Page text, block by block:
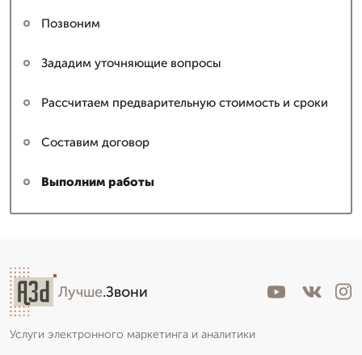
Позвоним
Зададим уточняющие вопросы
Рассчитаем предварительную стоимость и сроки
Составим договор
Выполним работы
Лучше.Звони
Услуги электронного маркетинга и аналитики